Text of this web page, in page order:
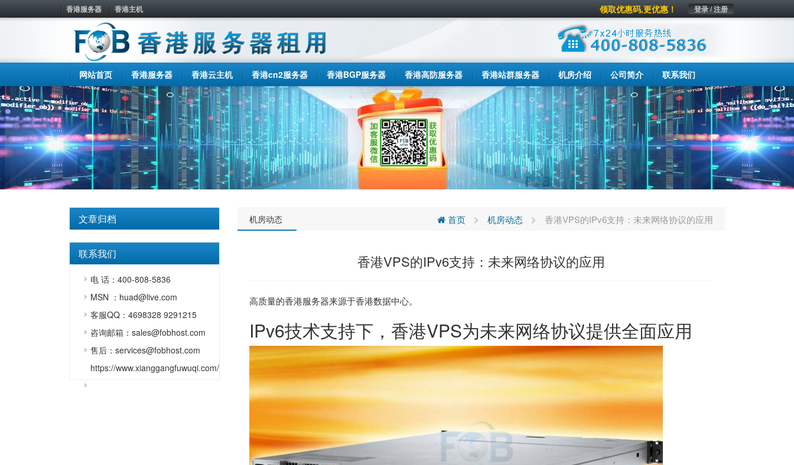
香港服务器 香港主机 登录 / 注册
领取优惠码,更优惠！
网站首页 香港服务器 香港云主机 香港cn2服务器 香港BGP服务器 香港高防服务器 香港站群服务器 机房介绍 公司简介 联系我们
文章归档
联系我们
电 话：400-808-5836
MSN ：huad@live.com
客服QQ：4698328 9291215
咨询邮箱：sales@fobhost.com
售后：services@fobhost.com
https://www.xianggangfuwuqi.com/
机房动态 首页 机房动态 香港VPS的IPv6支持：未来网络协议的应用
香港VPS的IPv6支持：未来网络协议的应用
高质量的香港服务器来源于香港数据中心。
IPv6技术支持下，香港VPS为未来网络协议提供全面应用